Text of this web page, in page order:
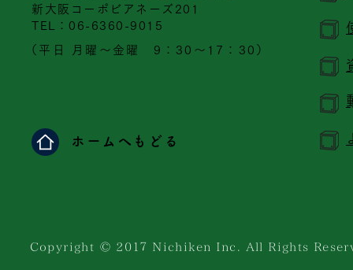
新大阪コーポビアネーズ201
​TEL：06-6360-9015
（平日 月曜～金曜 9：30～17：30）
ホームへもどる
Copyright © 201７ Nichiken Inc. All Rights